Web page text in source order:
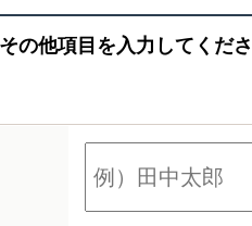
その他項目を入力してくだ